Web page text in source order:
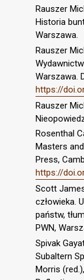
Rauszer
Historia
Warszawa.
Rauszer
Warszawa.
https://
Rauszer
Rosenthal
Masters
Press,
https://
Scott
człowieka.
państw,
PWN,
Spivak
Subaltern
Morris